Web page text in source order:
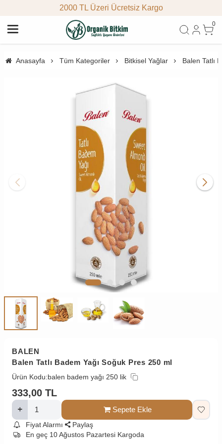
2000 TL Üzeri Ücretsiz Kargo
0
Anasayfa Tüm Kategoriler Bitkisel Yağlar Balen Tatlı
BALEN
Balen Tatlı Badem Yağı Soğuk Pres 250 ml
Ürün Kodu:balen badem yağı 250 lik
333,00 TL
Sepete Ekle
Fiyat Alarmı
Paylaş
En geç 10 Ağustos Pazartesi Kargoda